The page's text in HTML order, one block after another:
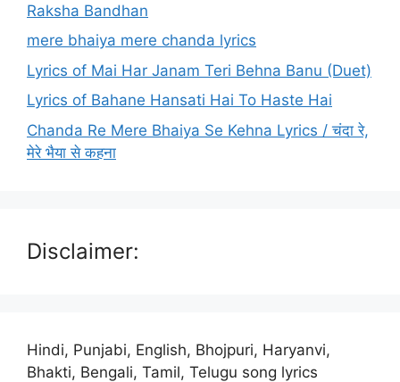
Raksha Bandhan
mere bhaiya mere chanda lyrics
Lyrics of Mai Har Janam Teri Behna Banu (Duet)
Lyrics of Bahane Hansati Hai To Haste Hai
Chanda Re Mere Bhaiya Se Kehna Lyrics / चंदा रे,
मेरे भैया से कहना
Disclaimer:
Hindi, Punjabi, English, Bhojpuri, Haryanvi,
Bhakti, Bengali, Tamil, Telugu song lyrics